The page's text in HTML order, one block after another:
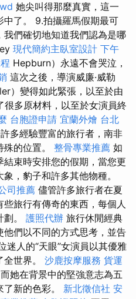
她尖叫得那麼真實，這一
了。 9.拍攝羅馬假期最可
們確切地知道我們認為是哪
現代簡約主臥室設計 下午
Hepburn）永遠不會哭泣，
這次之後，導演威廉·威勒
）變得如此緊張，以至於由
多原材料，以至於女演員終
台胞證申請 宜蘭外燴 台北
多經驗豐富的旅行者，南非
的位置。 整骨專業推薦 如
束時安排您的假期，當您更
，豹子和許多其他物種。
司推薦 儘管許多旅行者在夏
旅行有傳奇的東西，每個人
。 護照代辦 旅行休閒經典
們以不同的方式思考，並告
迷人的“天眼”女演員以其優雅
世界。 沙鹿按摩服務 貨運
而她在背景中的堅強意志為五
新的色彩。 新北徵信社 安